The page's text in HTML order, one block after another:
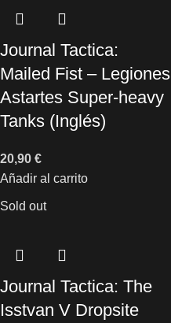
Journal Tactica:
Mailed Fist – Legiones
Astartes Super-heavy
Tanks (Inglés)
20,90 €
Añadir al carrito
Sold out
Journal Tactica: The
Isstvan V Dropsite